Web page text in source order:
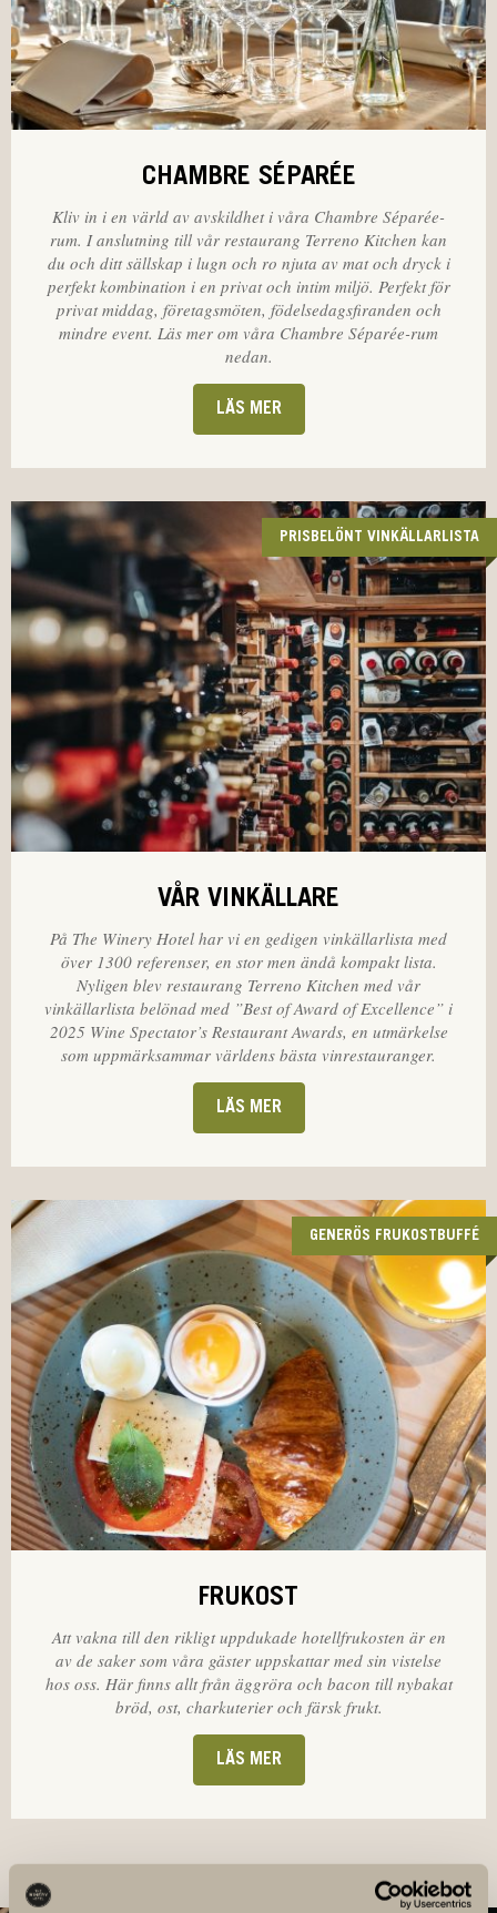
CHAMBRE SÉPARÉE
Kliv in i en värld av avskildhet i våra Chambre Séparée-
rum. I anslutning till vår restaurang Terreno Kitchen kan
du och ditt sällskap i lugn och ro njuta av mat och dryck i
perfekt kombination i en privat och intim miljö. Perfekt för
privat middag, företagsmöten, födelsedagsfiranden och
mindre event. Läs mer om våra Chambre Séparée-rum
nedan.
LÄS MER
PRISBELÖNT VINKÄLLARLISTA
VÅR VINKÄLLARE
På The Winery Hotel har vi en gedigen vinkällarlista med
över 1300 referenser, en stor men ändå kompakt lista.
Nyligen blev restaurang Terreno Kitchen med vår
vinkällarlista belönad med ”Best of Award of Excellence” i
2025 Wine Spectator’s Restaurant Awards, en utmärkelse
som uppmärksammar världens bästa vinrestauranger.
LÄS MER
GENERÖS FRUKOSTBUFFÉ
FRUKOST
Att vakna till den rikligt uppdukade hotellfrukosten är en
av de saker som våra gäster uppskattar med sin vistelse
hos oss. Här finns allt från äggröra och bacon till nybakat
bröd, ost, charkuterier och färsk frukt.
LÄS MER